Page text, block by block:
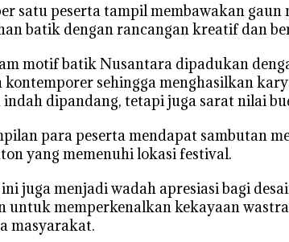
n
e
o
r
o
a
d
P
a
n
satu peserta tampil membawakan gaun
batik dengan rancangan kreatif dan
motif batik Nusantara dipadukan
kontemporer sehingga menghasilkan
indah dipandang, tetapi juga sarat nilai
para peserta mendapat sambutan
yang memenuhi lokasi festival.
juga menjadi wadah apresiasi bagi
untuk memperkenalkan kekayaan
masyarakat.